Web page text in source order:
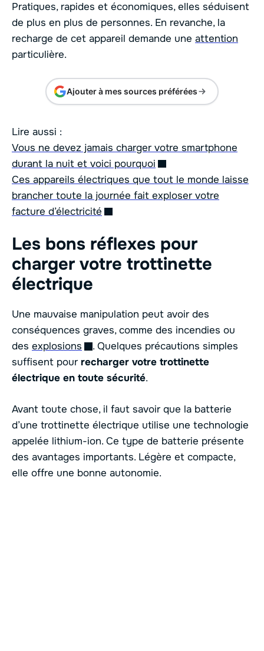
Pratiques, rapides et économiques, elles séduisent
de plus en plus de personnes. En revanche, la
recharge de cet appareil demande une attention
particulière.
Ajouter à mes sources préférées
Lire aussi :
Vous ne devez jamais charger votre smartphone
durant la nuit et voici pourquoi
Ces appareils électriques que tout le monde laisse
brancher toute la journée fait exploser votre
facture d’électricité
Les bons réflexes pour
charger votre trottinette
électrique
Une mauvaise manipulation peut avoir des
conséquences graves, comme des incendies ou
des explosions
. Quelques précautions simples
suffisent pour recharger votre trottinette
électrique en toute sécurité.
Avant toute chose, il faut savoir que la batterie
d’une trottinette électrique utilise une technologie
appelée lithium-ion. Ce type de batterie présente
des avantages importants. Légère et compacte,
elle offre une bonne autonomie.